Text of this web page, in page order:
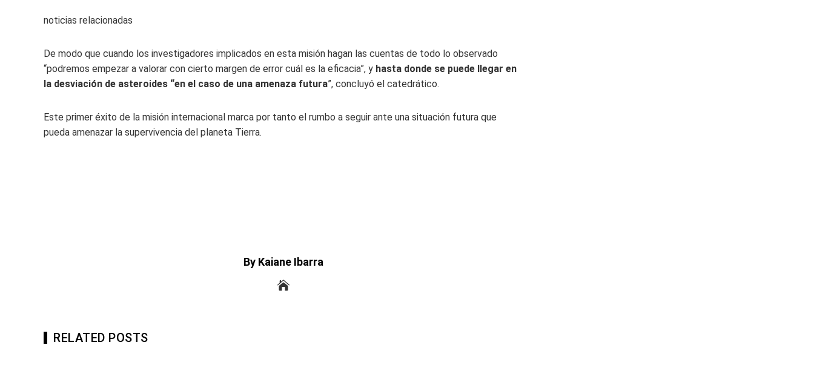
noticias relacionadas
De modo que cuando los investigadores implicados en esta misión hagan las cuentas de todo lo observado
“podremos empezar a valorar con cierto margen de error cuál es la eficacia”, y hasta donde se puede llegar en
la desviación de asteroides “en el caso de una amenaza futura”, concluyó el catedrático.
Este primer éxito de la misión internacional marca por tanto el rumbo a seguir ante una situación futura que
pueda amenazar la supervivencia del planeta Tierra.
By Kaiane Ibarra
RELATED POSTS